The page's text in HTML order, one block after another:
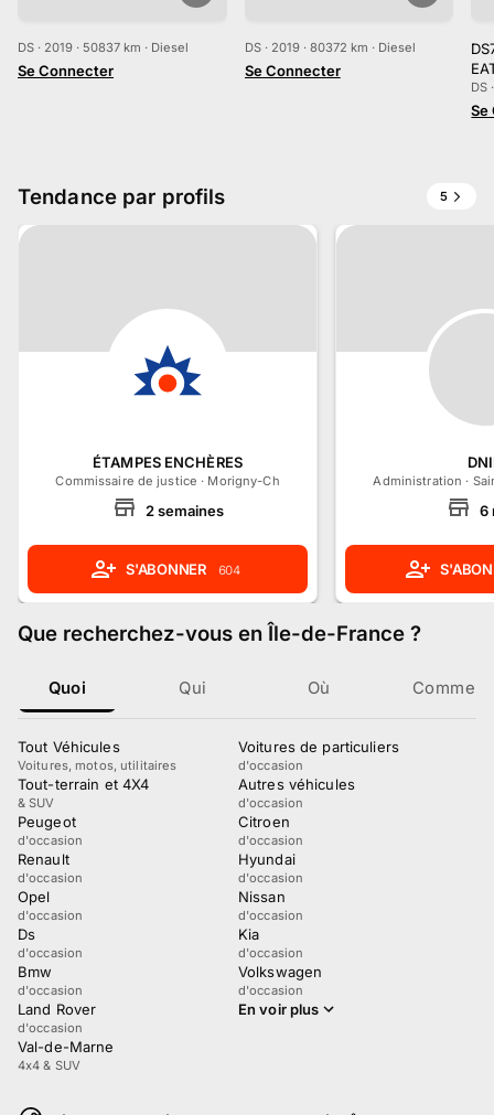
DS · 2019 · 50837 km · Diesel
Se Connecter
DS · 2019 · 80372 km · Diesel
Se Connecter
DS
Se
Tendance par profils 5
ÉTAMPES ENCHÈRES
Commissaire de justice · Morigny-Champigny, Île-de-France
2semaines
S'ABONNER 604
Administration ·
6
Que recherchez-vous en Île-de-France ?
Quoi Qui Où Comment
Tout Véhicules
Voitures, motos, utilitaires
Voitures de particuliers
d'occasion
Tout-terrain et 4X4
& SUV
Autres véhicules
d'occasion
Peugeot
d'occasion
Citroen
d'occasion
Renault
d'occasion
Hyundai
d'occasion
Opel
d'occasion
Nissan
d'occasion
Ds
d'occasion
Kia
d'occasion
Bmw
d'occasion
Volkswagen
d'occasion
Land Rover
d'occasion
En voir plus
Val-de-Marne
4x4 & SUV